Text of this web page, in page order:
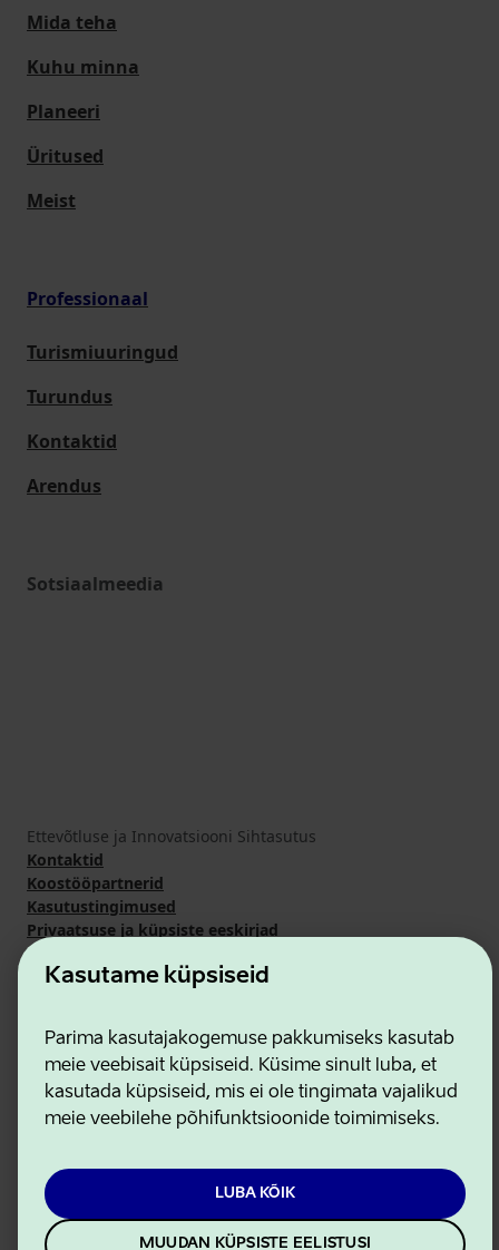
Kasutame küpsiseid
Parima kasutajakogemuse pakkumiseks kasutab
meie veebisait küpsiseid. Küsime sinult luba, et
kasutada küpsiseid, mis ei ole tingimata vajalikud
meie veebilehe põhifunktsioonide toimimiseks.
LUBA KÕIK
MUUDAN KÜPSISTE EELISTUSI
Mida teha
Kuhu minna
Planeeri
Üritused
Meist
Professionaal
Turismiuuringud
Turundus
Kontaktid
Arendus
Sotsiaalmeedia
Ettevõtluse ja Innovatsiooni Sihtasutus
Kontaktid
Koostööpartnerid
Kasutustingimused
Privaatsuse ja küpsiste eeskirjad